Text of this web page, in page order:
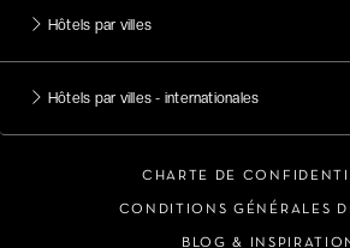
Hôtels par villes
Hôtels par villes - internationales
CHARTE DE
CONDITIONS GÉNÉRALES
BLOG &